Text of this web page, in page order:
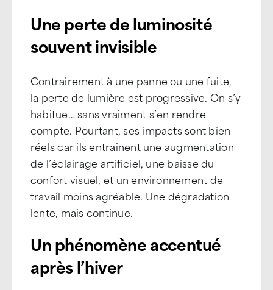
Une perte de luminosité
souvent invisible
Contrairement à une panne ou une fuite,
la perte de lumière est progressive. On s’y
habitue… sans vraiment s’en rendre
compte. Pourtant, ses impacts sont bien
réels car ils entrainent une augmentation
de l’éclairage artificiel, une baisse du
confort visuel, et un environnement de
travail moins agréable. Une dégradation
lente, mais continue.
Un phénomène accentué
après l’hiver